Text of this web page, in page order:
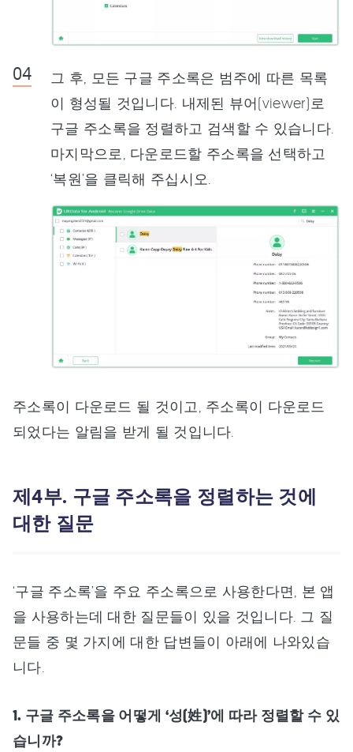
그 후, 모든 구글 주소록은 범주에 따른 목록
이 형성될 것입니다. 내제된 뷰어(viewer)로
구글 주소록을 정렬하고 검색할 수 있습니다.
마지막으로, 다운로드할 주소록을 선택하고
‘복원’을 클릭해 주십시오.
주소록이 다운로드 될 것이고, 주소록이 다운로드
되었다는 알림을 받게 될 것입니다.
제4부. 구글 주소록을 정렬하는 것에
대한 질문
‘구글 주소록’을 주요 주소록으로 사용한다면, 본 앱
을 사용하는데 대한 질문들이 있을 것입니다. 그 질
문들 중 몇 가지에 대한 답변들이 아래에 나와있습
니다.
1. 구글 주소록을 어떻게 ‘성(姓)’에 따라 정렬할 수 있
습니까?